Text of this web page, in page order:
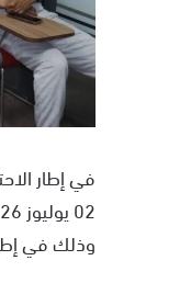
في إطار
وذلك في